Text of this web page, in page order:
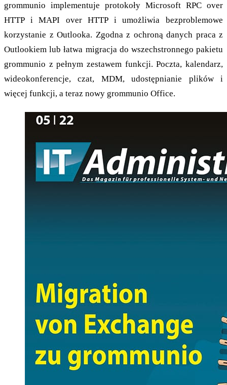
grommunio implementuje protokoły Microsoft RPC over
HTTP i MAPI over HTTP i umożliwia bezproblemowe
korzystanie z Outlooka. Zgodna z ochroną danych praca z
Outlookiem lub łatwa migracja do wszechstronnego pakietu
grommunio z pełnym zestawem funkcji. Poczta, kalendarz,
wideokonferencje, czat, MDM, udostępnianie plików i
więcej funkcji, a teraz nowy grommunio Office.